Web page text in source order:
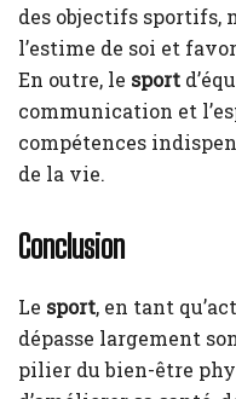
des objectifs sportifs,
l’estime de soi et
En outre, le sport
communication et
compétences
de la vie.
Conclusion
Le sport, en tant
dépasse largement
pilier du bien-être